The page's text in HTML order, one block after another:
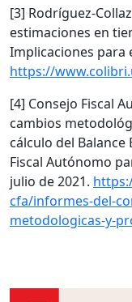
[3] Rodríguez-
estimaciones en
Implicaciones para
https://
[4] Consejo Fiscal
cambios
cálculo del
Fiscal Autónomo
julio de 2021.
cfa/informes-del-
metodologicas-y-